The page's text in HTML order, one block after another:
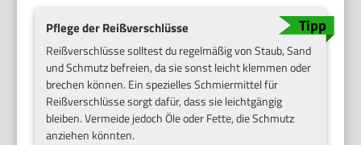
Pflege der Reißverschlüsse
Reißverschlüsse solltest du regelmäßig von Staub, Sand
und Schmutz befreien, da sie sonst leicht klemmen oder
brechen können. Ein spezielles Schmiermittel für
Reißverschlüsse sorgt dafür, dass sie leichtgängig
bleiben. Vermeide jedoch Öle oder Fette, die Schmutz
anziehen könnten.